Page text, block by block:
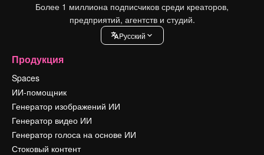
Более 1 миллиона подписчиков среди креаторов,
предприятий, агентств и студий.
Pусский
Продукция
Spaces
ИИ-помощник
Генератор изображений ИИ
Генератор видео ИИ
Генератор голоса на основе ИИ
Стоковый контент